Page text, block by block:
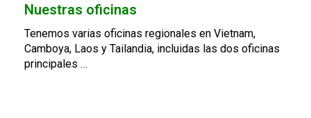
Nuestras oficinas
Tenemos varias oficinas regionales en Vietnam,
Camboya, Laos y Tailandia, incluidas las dos oficinas
principales …